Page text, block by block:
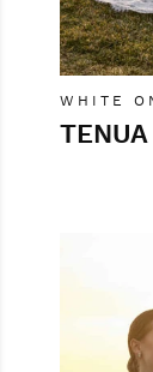
WHITE
TENUA